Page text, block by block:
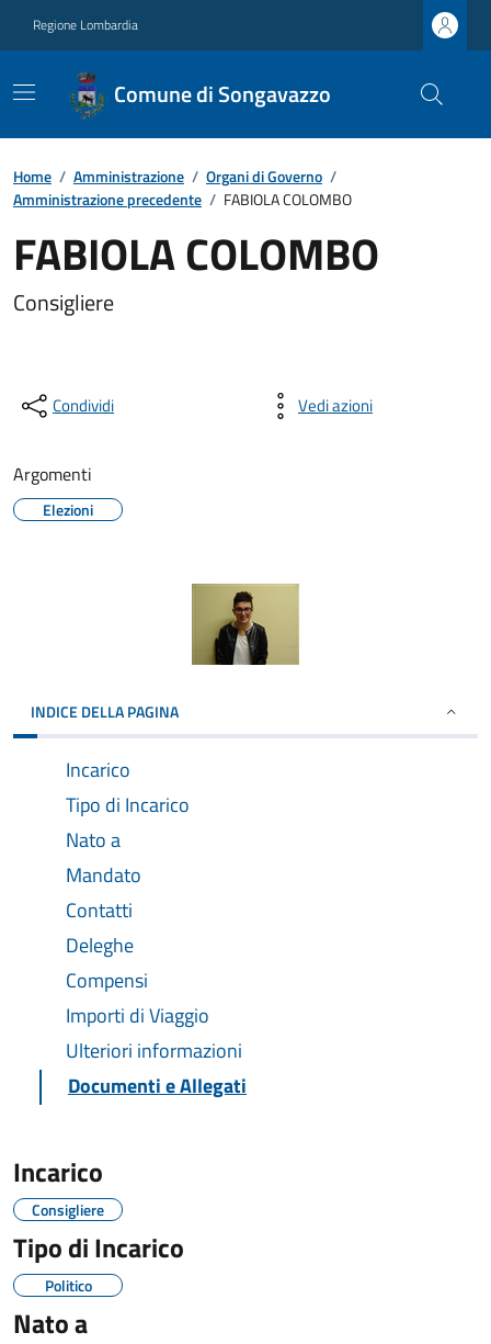
Regione Lombardia
Comune di Songavazzo
Home / Amministrazione / Organi di Governo /
Amministrazione precedente / FABIOLA COLOMBO
FABIOLA COLOMBO
Consigliere
Condividi Vedi azioni
Argomenti
Elezioni
INDICE DELLA PAGINA
Incarico
Tipo di Incarico
Nato a
Mandato
Contatti
Deleghe
Compensi
Importi di Viaggio
Ulteriori informazioni
Documenti e Allegati
Incarico
Consigliere
Tipo di Incarico
Politico
Nato a